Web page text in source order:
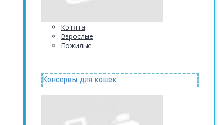
Котята
Взрослые
Пожилые
Консервы для кошек